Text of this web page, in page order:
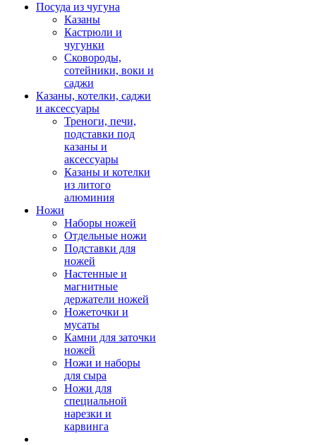
Посуда из чугуна
Казаны
Кастрюли и
чугунки
Сковороды,
сотейники, воки и
саджи
Казаны, котелки, саджи
и аксессуары
Треноги, печи,
подставки под
казаны и
аксессуары
Казаны и котелки
из литого
алюминия
Ножи
Наборы ножей
Отдельные ножи
Подставки для
ножей
Настенные и
магнитные
держатели ножей
Ножеточки и
мусаты
Камни для заточки
ножей
Ножи и наборы
для сыра
Ножи для
специальной
нарезки и
карвинга